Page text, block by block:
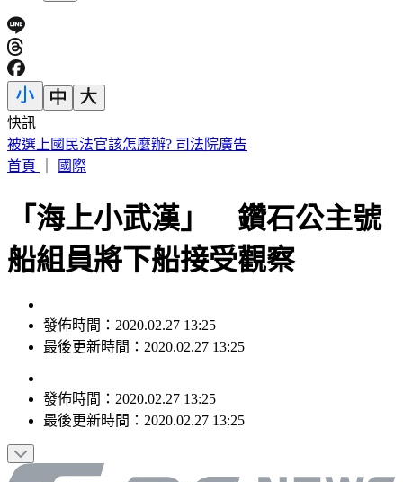
快訊
白海豚颱風擱淺又猛回血！水氣猛灌一片紫白 連下雨6天
首頁
國際
「海上小武漢」 鑽石公主號
船組員將下船接受觀察
發佈時間：2020.02.27 13:25
最後更新時間：2020.02.27 13:25
發佈時間： 2020.02.27 13:25
最後更新時間： 2020.02.27 13:25